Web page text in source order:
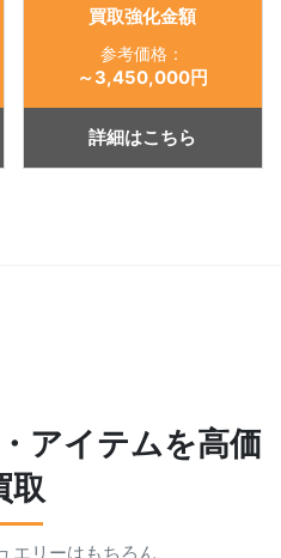
買取強化金額
参考価格：
～3,450,000円
詳細はこちら
アイテムを高価
取
エリーはもちろん、